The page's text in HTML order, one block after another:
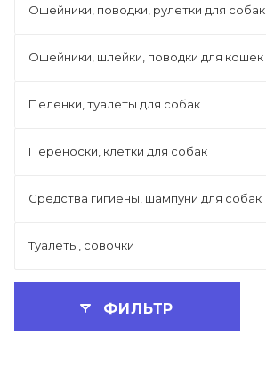
Ошейники, поводки, рулетки для собак
Ошейники, шлейки, поводки для кошек
Пеленки, туалеты для собак
Переноски, клетки для собак
Средства гигиены, шампуни для собак
Туалеты, совочки
ФИЛЬТР